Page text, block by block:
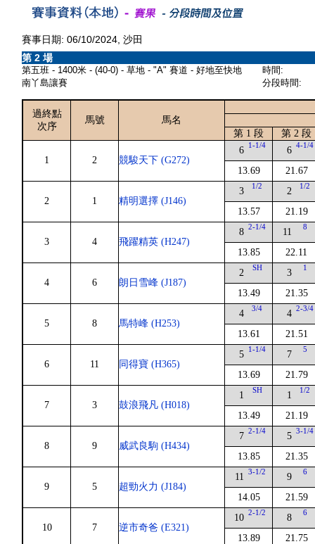
賽事日期: 06/10/2024, 沙田
第 2 場
第五班 - 1400米 - (40-0) - 草地 - "A" 賽道 - 好地至快地
南丫島讓賽
時間:
分段時間:
過終點
次序
馬號
馬名
第 1 段
第 2 段
1 2 競駿天下 (G272)
6 1-1/4
13.69
6 4-1/4
21.67
2 1 精明選擇 (J146)
3 1/2
13.57
2 1/2
21.19
3 4 飛躍精英 (H247)
8 2-1/4
13.85
11 8
22.11
4 6 朗日雪峰 (J187)
2 SH
13.49
3 1
21.35
5 8 馬特峰 (H253)
4 3/4
13.61
4 2-3/4
21.51
6 11 同得寶 (H365)
5 1-1/4
13.69
7 5
21.79
7 3 鼓浪飛凡 (H018)
1 SH
13.49
1 1/2
21.19
8 9 威武良駒 (H434)
7 2-1/4
13.85
5 3-1/4
21.35
9 5 超勁火力 (J184)
11 3-1/2
14.05
9 6
21.59
10 7 逆市奇爸 (E321)
10 2-1/2
13.89
8 6
21.75